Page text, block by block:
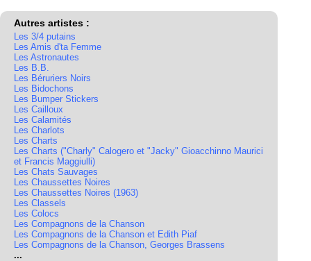
Autres artistes :
Les 3/4 putains
Les Amis d'ta Femme
Les Astronautes
Les B.B.
Les Béruriers Noirs
Les Bidochons
Les Bumper Stickers
Les Cailloux
Les Calamités
Les Charlots
Les Charts
Les Charts ("Charly" Calogero et "Jacky" Gioacchinno Maurici
et Francis Maggiulli)
Les Chats Sauvages
Les Chaussettes Noires
Les Chaussettes Noires (1963)
Les Classels
Les Colocs
Les Compagnons de la Chanson
Les Compagnons de la Chanson et Edith Piaf
Les Compagnons de la Chanson, Georges Brassens
...